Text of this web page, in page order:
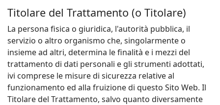
Titolare del Trattamento (o Titolare)
La persona fisica o giuridica, l'autorità pubblica, il
servizio o altro organismo che, singolarmente o
insieme ad altri, determina le finalità e i mezzi del
trattamento di dati personali e gli strumenti adottati,
ivi comprese le misure di sicurezza relative al
funzionamento ed alla fruizione di questo Sito Web. Il
Titolare del Trattamento, salvo quanto diversamente